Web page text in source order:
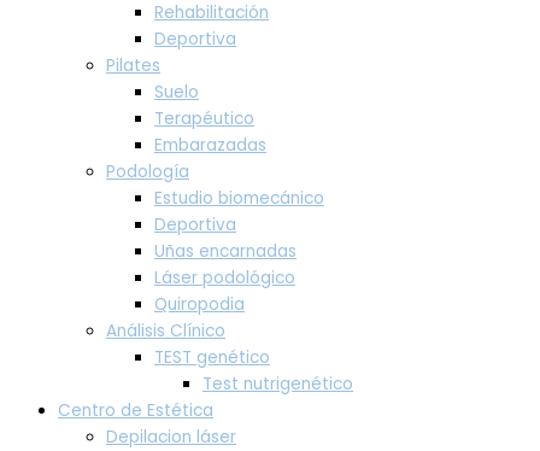
Rehabilitación
Deportiva
Pilates
Suelo
Terapéutico
Embarazadas
Podología
Estudio biomecánico
Deportiva
Uñas encarnadas
Láser podológico
Quiropodia
Análisis Clínico
TEST genético
Test nutrigenético
Centro de Estética
Depilacion láser